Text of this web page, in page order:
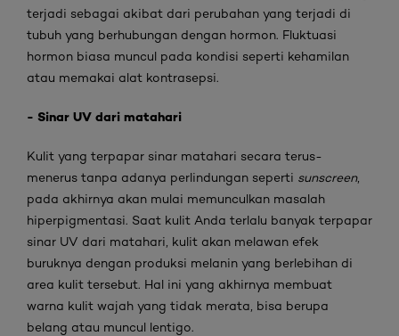
terjadi sebagai akibat dari perubahan yang terjadi di
tubuh yang berhubungan dengan hormon. Fluktuasi
hormon biasa muncul pada kondisi seperti kehamilan
atau memakai alat kontrasepsi.
- Sinar UV dari matahari
Kulit yang terpapar sinar matahari secara terus-
menerus tanpa adanya perlindungan seperti sunscreen,
pada akhirnya akan mulai memunculkan masalah
hiperpigmentasi. Saat kulit Anda terlalu banyak terpapar
sinar UV dari matahari, kulit akan melawan efek
buruknya dengan produksi melanin yang berlebihan di
area kulit tersebut. Hal ini yang akhirnya membuat
warna kulit wajah yang tidak merata, bisa berupa
belang atau muncul lentigo.